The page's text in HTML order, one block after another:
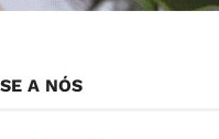
A NÓS